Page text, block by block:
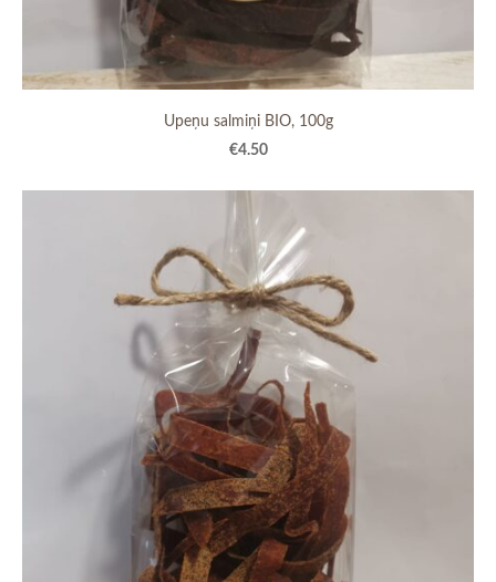
Upeņu salmiņi BIO, 100g
€4.50